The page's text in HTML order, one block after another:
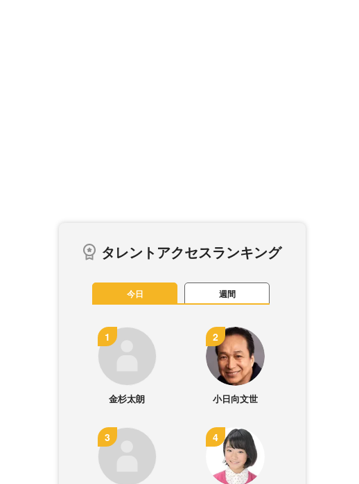
タレントアクセスランキング
今日 週間
金杉太朗 小日向文世